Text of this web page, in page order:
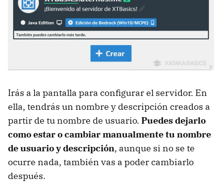
Irás a la pantalla para configurar el servidor. En
ella, tendrás un nombre y descripción creados a
partir de tu nombre de usuario. Puedes dejarlo
como estar o cambiar manualmente tu nombre
de usuario y descripción, aunque si no se te
ocurre nada, también vas a poder cambiarlo
después.